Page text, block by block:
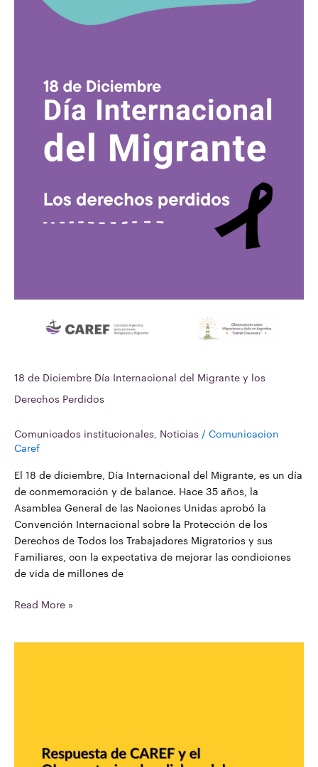
18 de Diciembre Día Internacional del Migrante y los
Derechos Perdidos
Comunicados institucionales Noticias / Comunicacion
Caref
El 18 de diciembre, Día Internacional del Migrante, es un día
de conmemoración y de balance. Hace 35 años, la
Asamblea General de las Naciones Unidas aprobó la
Convención Internacional sobre la Protección de los
Derechos de Todos los Trabajadores Migratorios y sus
Familiares, con la expectativa de mejorar las condiciones
de vida de millones de
Migrante
Derechos
Perdidos
Read More »